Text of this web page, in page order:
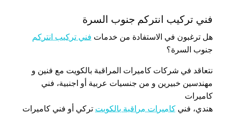
فني تركيب انتركم جنوب السرة
هل ترغبون في الاستفادة من خدمات فني تركيب انتركم
جنوب السرة؟
نتعاقد في شركات كاميرات المراقبة بالكويت مع فنين و
مهندسين خبيرين و من جنسيات عربية أو اجنبية، فني
كاميرات
هندي، فني كاميرات مراقبة بالكويت تركي أو فني كاميرات